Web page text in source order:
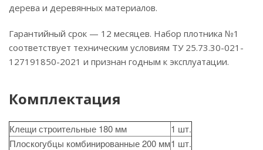
дерева и деревянных материалов.
Гарантийный срок — 12 месяцев. Набор плотника №1
соответствует техническим условиям ТУ 25.73.30-021-
127191850-2021 и признан годным к эксплуатации.
Комплектация
Клещи строительные 180 мм
1 шт.
Плоскогубцы комбинированные 200 мм1 шт.